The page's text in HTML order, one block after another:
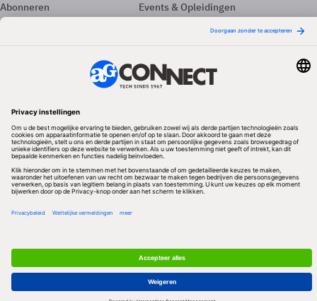
Abonneren
Adverteren
Events & Opleidingen
Volg ons
Redactionele partner
Algemene Voorwaarden & Copyrights